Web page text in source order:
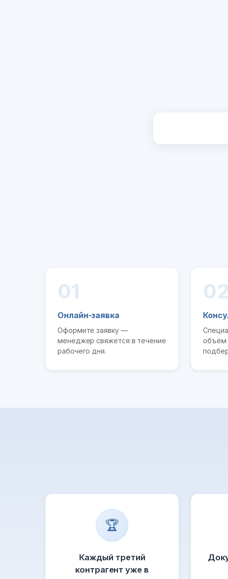
01
Онлайн-заявка
Оформите заявку —
менеджер свяжется в течение
рабочего дня.
02
объём
🏆
Каждый третий
контрагент уже в